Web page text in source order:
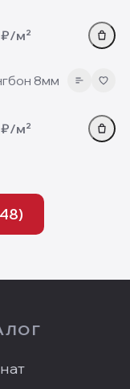
₽/м²
8мм
₽/м²
)